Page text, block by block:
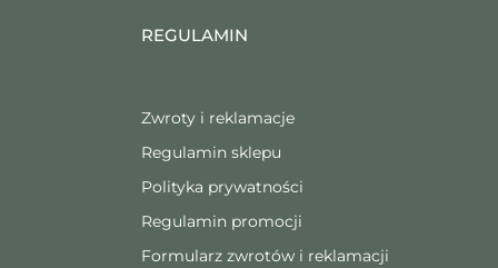
REGULAMIN
Zwroty i reklamacje
Regulamin sklepu
Polityka prywatności
Regulamin promocji
Formularz zwrotów i reklamacji